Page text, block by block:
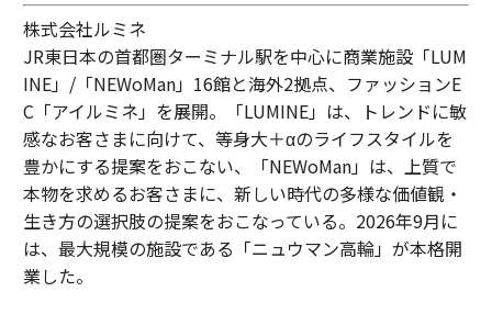
株式会社ルミネ
JR東日本の首都圏ターミナル駅を中心に商業施設「LUM
INE」/「NEWoMan」16館と海外2拠点、ファッションE
C「アイルミネ」を展開。「LUMINE」は、トレンドに敏
感なお客さまに向けて、等身大＋αのライフスタイルを
豊かにする提案をおこない、「NEWoMan」は、上質で
本物を求めるお客さまに、新しい時代の多様な価値観・
生き方の選択肢の提案をおこなっている。2026年9月に
は、最大規模の施設である「ニュウマン高輪」が本格開
業した。